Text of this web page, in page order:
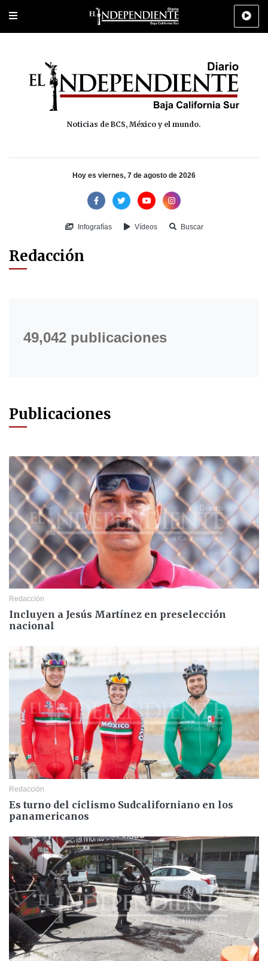
Portada Los Cabos Policiaca Deportes Cultura
Noticias de BCS, México y el mundo.
Hoy es viernes, 7 de agosto de 2026
Infografías Vídeos Buscar
Redacción
49,042 publicaciones
Publicaciones
Redacción
Incluyen a Jesús Martínez en preselección
nacional
Redacción
Es turno del ciclismo Sudcaliforniano en los
panamericanos